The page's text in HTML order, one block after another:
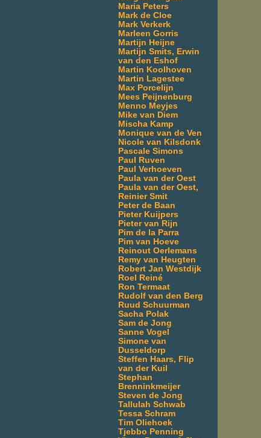
Maria Peters
Mark de Cloe
Mark Verkerk
Marleen Gorris
Martijn Heijne
Martijn Smits, Erwin
van den Eshof
Martin Koolhoven
Martin Lagestee
Max Porcelijn
Mees Peijnenburg
Menno Meyjes
Mike van Diem
Mischa Kamp
Monique van de Ven
Nicole van Kilsdonk
Pascale Simons
Paul Ruven
Paul Verhoeven
Paula van der Oest
Paula van der Oest,
Reinier Smit
Peter de Baan
Pieter Kuijpers
Pieter van Rijn
Pim de la Parra
Pim van Hoeve
Reinout Oerlemans
Remy van Heugten
Robert Jan Westdijk
Roel Reiné
Ron Termaat
Rudolf van den Berg
Ruud Schuurman
Sacha Polak
Sam de Jong
Sanne Vogel
Simone van
Dusseldorp
Steffen Haars, Flip
van der Kuil
Stephan
Brenninkmeijer
Steven de Jong
Tallulah Schwab
Tessa Schram
Tim Oliehoek
Tjebbo Penning